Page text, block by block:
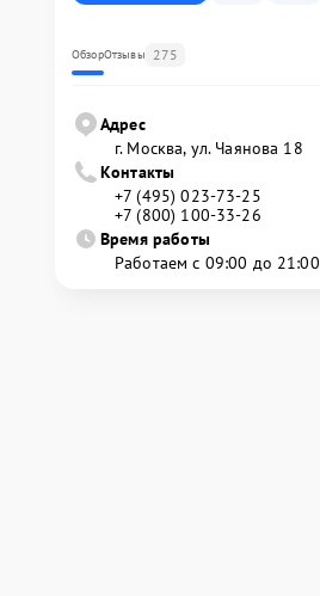
ОбзорОтзывы 275
Адрес
г. Москва, ул. Чаянова 18
Контакты
+7 (495) 023-73-25
+7 (800) 100-33-26
Время работы
Работаем с 09:00 до 21:00